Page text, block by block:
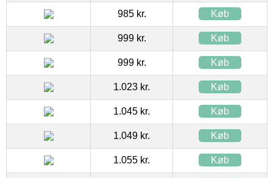
985 kr. Køb
999 kr. Køb
999 kr. Køb
1.023 kr. Køb
1.045 kr. Køb
1.049 kr. Køb
1.055 kr. Køb